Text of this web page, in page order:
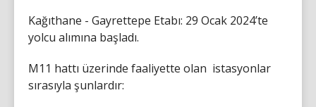
Kağıthane - Gayrettepe Etabı: 29 Ocak 2024’te
yolcu alımına başladı.
M11 hattı üzerinde faaliyette olan istasyonlar
sırasıyla şunlardır: